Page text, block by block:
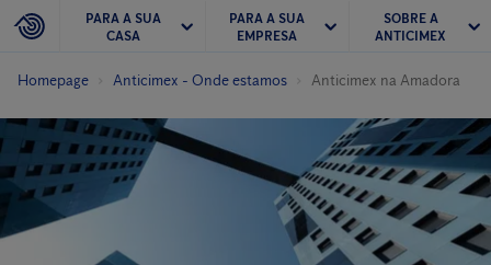
PARA A SUA
CASA
PARA A SUA
EMPRESA
SOBRE A
ANTICIMEX
Homepage Anticimex - Onde estamos Anticimex na Amadora